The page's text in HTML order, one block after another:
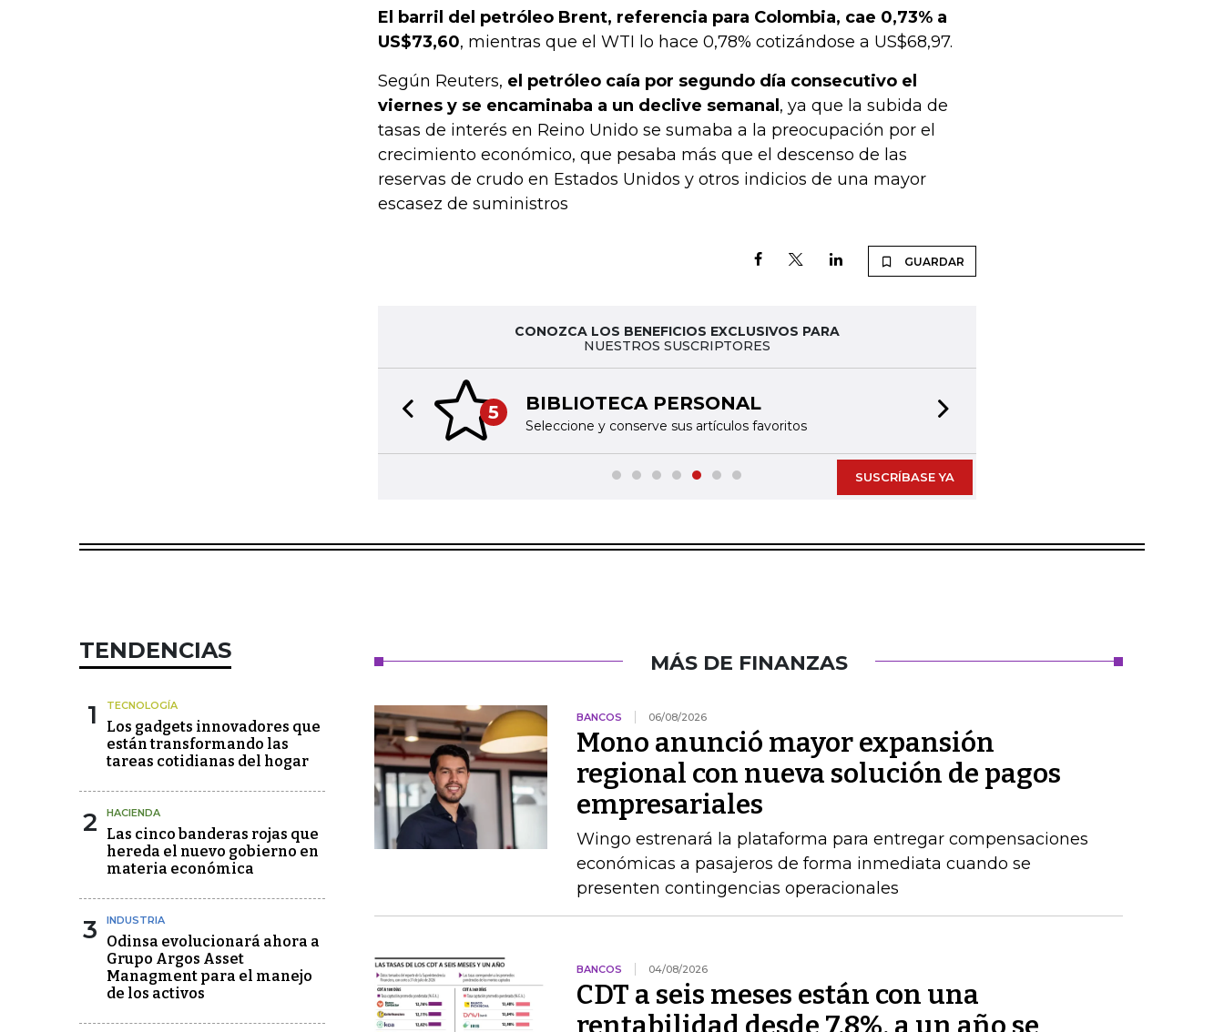
El barril del petróleo Brent, referencia para Colombia, cae 0,73% a
US$73,60, mientras que el WTI lo hace 0,78% cotizándose a US$68,97.
Según Reuters, el petróleo caía por segundo día consecutivo el
viernes y se encaminaba a un declive semanal , ya que la subida de
tasas de interés en Reino Unido se sumaba a la preocupación por el
crecimiento económico, que pesaba más que el descenso de las
reservas de crudo en Estados Unidos y otros indicios de una mayor
escasez de suministros
GUARDAR
CONOZCA LOS BENEFICIOS EXCLUSIVOS PARA
NUESTROS SUSCRIPTORES
5 BIBLIOTECA PERSONAL
Seleccione y conserve sus artículos favoritos
Previous slide
SUSCRÍBASE YA
TENDENCIAS
1 TECNOLOGÍA
Los gadgets innovadores que
están transformando las
tareas cotidianas del hogar
2 HACIENDA
Las cinco banderas rojas que
hereda el nuevo gobierno en
materia económica
3 INDUSTRIA
Odinsa evolucionará ahora a
Grupo Argos Asset
Managment para el manejo
de los activos
MÁS DE FINANZAS
BANCOS 06/08/2026
Mono anunció mayor expansión
regional con nueva solución de pagos
empresariales
Wingo estrenará la plataforma para entregar compensaciones
económicas a pasajeros de forma inmediata cuando se
presenten contingencias operacionales
BANCOS 04/08/2026
CDT a seis meses están con una